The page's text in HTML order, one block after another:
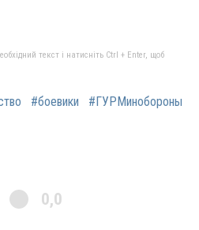
текст і натисніть Ctrl + Enter, щоб
#боевики #ГУРМинобороны
0,0